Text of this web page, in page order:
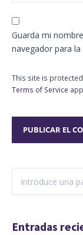
Guarda mi
navegador para
This site is
Terms of Service
Entradas